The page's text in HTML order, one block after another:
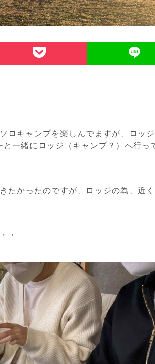
ロキャンプを楽しんでますが、ロッ
一緒にロッジ（キャンプ？）へ行っ
たかったのですが、ロッジの為、近
・